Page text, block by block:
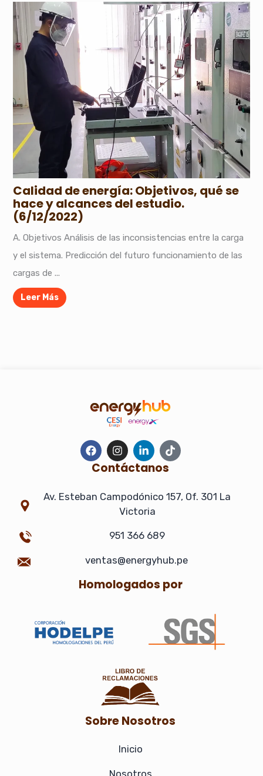
Calidad de energía: Objetivos, qué se
hace y alcances del estudio.
(6/12/2022)
A. Objetivos Análisis de las inconsistencias entre la carga
y el sistema. Predicción del futuro funcionamiento de las
cargas de ...
Leer Más
Sobre Nosotros
Inicio
Homologados por
Contáctanos
Av. Esteban Campodónico 157, Of. 301 La
Victoria
951 366 689
ventas@energyhub.pe
F
a
c
o
I
n
s
g
r
a
m
L
i
n
d
i
n
i
T
i
k